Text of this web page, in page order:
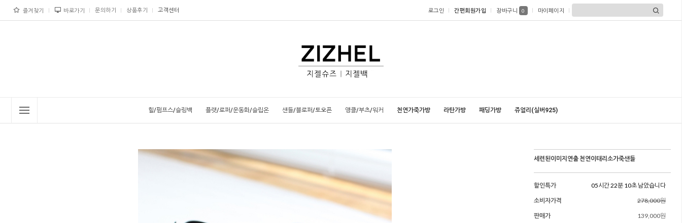
즐겨찾기 바로가기 문의하기 상품후기 고객센터 로그인 간편회원가입 장바구니 0 마이페이지
힐/펌프스/슬링백 플랫/로퍼/운동화/슬립온 샌들/블로퍼/토오픈 앵클/부츠/워커 천연가죽가방 라탄가방 패딩가방 쥬얼리(실버925)
세련된이미지연출 천연이태리소가죽샌들
할인특가
05시간 22분 09초 남았습니다
소비자가격
278,000원
판매가
139,000원